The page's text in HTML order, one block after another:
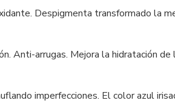
Despigmenta transformado la
Anti-arrugas. Mejora la hidratación de
imperfecciones. El color azul